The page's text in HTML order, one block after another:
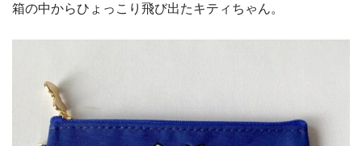
箱の中からひょっこり飛び出たキティちゃん。